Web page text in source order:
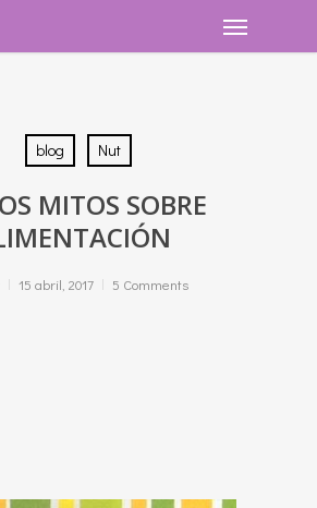
Menu
blog Nut
MITOS SOBRE
15 abril, 2017 5 Comments